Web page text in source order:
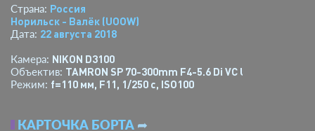
Страна: Россия
Норильск - Валёк (UOOW)
Дата: 22 августа 2018
Камера: NIKON D3100
Объектив: TAMRON SP 70-300mm F4-5.6 Di VC USD A005N
Режим: f=110 мм, F11, 1/250 с, ISO100
КАРТОЧКА БОРТА ➦